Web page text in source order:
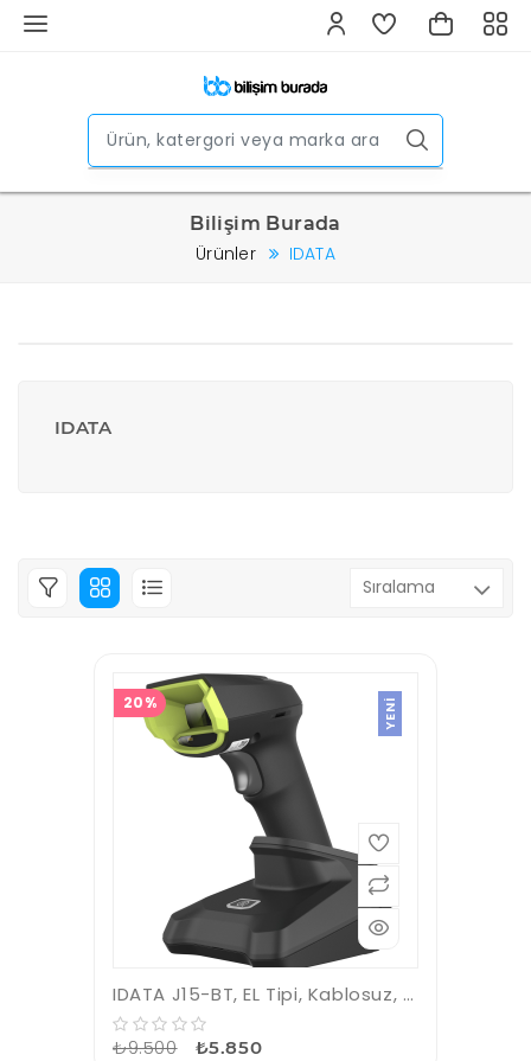
Bilişim Burada
Ürünler IDATA
IDATA
20% YENI
IDATA J15-BT, EL Tipi, Kablosuz, 2D (Karekod), Imager, Barkod Okuyucu
₺9.500 ₺5.850